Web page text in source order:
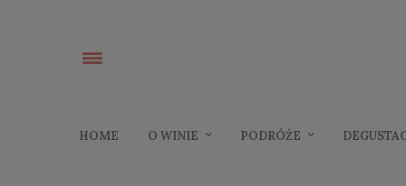
HOME O WINIE PODRÓŻE